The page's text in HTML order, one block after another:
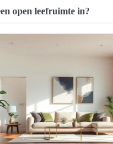
open leefruimte in?